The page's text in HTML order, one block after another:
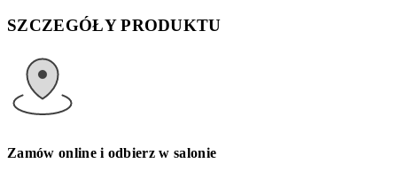
SZCZEGÓŁY PRODUKTU
Zamów online i odbierz w salonie